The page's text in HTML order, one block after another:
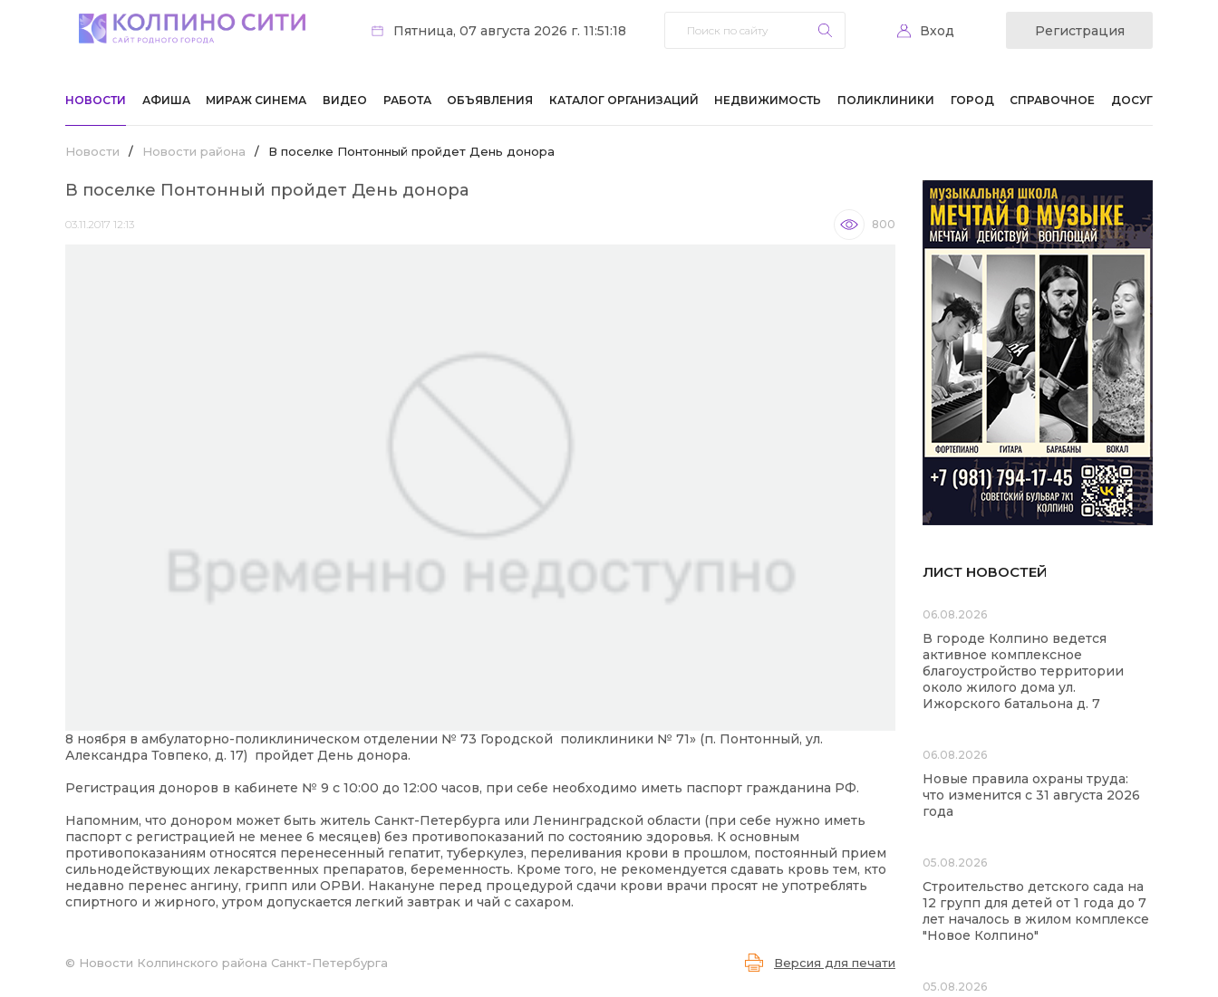
Пятница, 07 августа 2026 г. 11:51:18 Вход Регистрация
НОВОСТИ АФИША МИРАЖ СИНЕМА ВИДЕО РАБОТА ОБЪЯВЛЕНИЯ КАТАЛОГ ОРГАНИЗАЦИЙ НЕДВИЖИМОСТЬ ПОЛИКЛИНИКИ ГОРОД СПРАВОЧНОЕ ДОСУГ
Новости / Новости района / В поселке Понтонный пройдет День донора
В поселке Понтонный пройдет День донора
03.11.2017 12:13 800
8 ноября в амбулаторно-поликлиническом отделении № 73 Городской поликлиники № 71» (п. Понтонный, ул.
Александра Товпеко, д. 17) пройдет День донора.
Регистрация доноров в кабинете № 9 с 10:00 до 12:00 часов, при себе необходимо иметь паспорт гражданина РФ.
Напомним, что донором может быть житель Санкт-Петербурга или Ленинградской области (при себе нужно иметь
паспорт с регистрацией не менее 6 месяцев) без противопоказаний по состоянию здоровья. К основным
противопоказаниям относятся перенесенный гепатит, туберкулез, переливания крови в прошлом, постоянный прием
сильнодействующих лекарственных препаратов, беременность. Кроме того, не рекомендуется сдавать кровь тем, кто
недавно перенес ангину, грипп или ОРВИ. Накануне перед процедурой сдачи крови врачи просят не употреблять
спиртного и жирного, утром допускается легкий завтрак и чай с сахаром.
© Новости Колпинского района Санкт-Петербурга Версия для печати
ЛИСТ НОВОСТЕЙ
06.08.2026
В городе Колпино ведется
активное комплексное
благоустройство территории
около жилого дома ул.
Ижорского батальона д. 7
06.08.2026
Новые правила охраны труда:
что изменится с 31 августа 2026
года
05.08.2026
Строительство детского сада на
12 групп для детей от 1 года до 7
лет началось в жилом комплексе
"Новое Колпино"
05.08.2026